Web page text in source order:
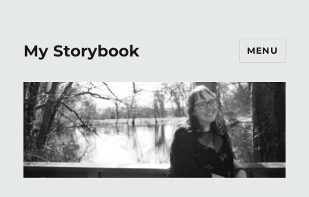
My Storybook MENU